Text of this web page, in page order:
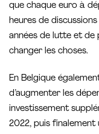
que chaque euro à
heures de
années de lutte et
changer les choses.
En Belgique
d’augmenter les
investissement
2022, puis finalement